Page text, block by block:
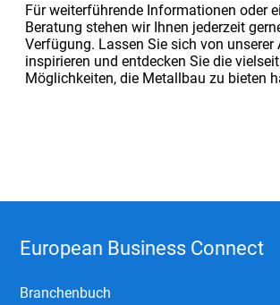
Für weiterführende Informationen oder
Beratung stehen wir Ihnen jederzeit
Verfügung. Lassen Sie sich von unserer
inspirieren und entdecken Sie die
Möglichkeiten, die Metallbau zu bieten
European Business Connect
Branchenbuch